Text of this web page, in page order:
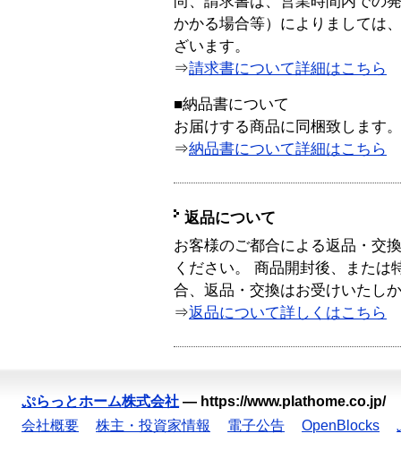
かかる場合等）によりましては
ざいます。
⇒請求書について詳細はこちら
■納品書について
お届けする商品に同梱致します。
⇒納品書について詳細はこちら
返品について
お客様のご都合による返品・交
ください。 商品開封後、または
合、返品・交換はお受けいたし
⇒返品について詳しくはこちら
ぷらっとホーム株式会社 — https://www.plathome.co.jp/
会社概要
株主・投資家情報 電子公告 OpenBlocks